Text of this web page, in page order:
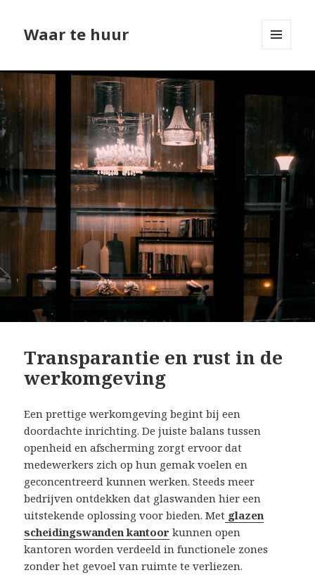
Waar te huur
Transparantie en rust in de
werkomgeving
Een prettige werkomgeving begint bij een
doordachte inrichting. De juiste balans tussen
openheid en afscherming zorgt ervoor dat
medewerkers zich op hun gemak voelen en
geconcentreerd kunnen werken. Steeds meer
bedrijven ontdekken dat glaswanden hier een
uitstekende oplossing voor bieden. Met glazen
scheidingswanden kantoor kunnen open
kantoren worden verdeeld in functionele zones
zonder het gevoel van ruimte te verliezen.